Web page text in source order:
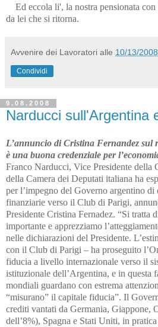
Ed eccola li', la nostra pensionata
da lei che si ritorna.
Avvenire dei Lavoratori alle 10/13/2008
Condividi
9.08.2008
Narducci sull'Argentina
L’annuncio di Cristina Fernandez sul
è una buona credenziale per
Franco Narducci, Vice Presidente della
della Camera dei Deputati italiana ha
per l’impegno del Governo argentino di
finanziarie verso il Club di Parigi,
Presidente Cristina Fernadez. “Si tratta
importante e apprezziamo
nelle dichiarazioni del Presidente.
con il Club di Parigi – ha proseguito
fiducia a livello internazionale verso il
istituzionale dell’Argentina, e in questa
mondiali guardano con estrema
“misurano” il capitale fiducia”. Il
crediti vantati da Germania, Giappone,
dell’8%), Spagna e Stati Uniti, in